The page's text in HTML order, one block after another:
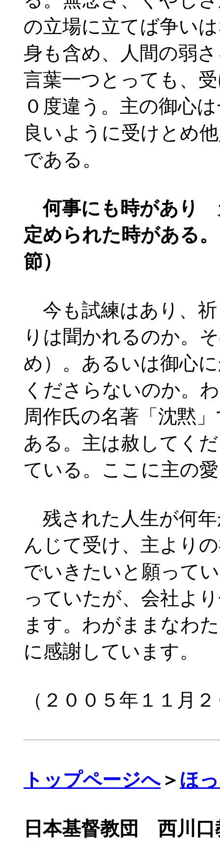
の立場に立てば争い
身も含め、人間の弱
言葉一つとっても、
０度違う。主の御心
良いように受けとめ
である。
何事にも時があり
定められた時がある
節）
今も試練はあり、
りは聞かれるのか。
め）。あるいは御心
くださらないのか。
周作氏の名著「沈黙
ある。主は赦してく
ている。ここに主の
残された人生が何
んじて受け、主より
でいきたいと願って
っていたが、会社よ
ます。わがままなわ
に感謝しています。
（２００５年１１
トップページへ＞ ほ
日本基督教団 西川